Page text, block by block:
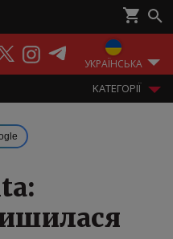
УКРАЇНСЬКА
KАТЕГОРІЇ
ЕФІР